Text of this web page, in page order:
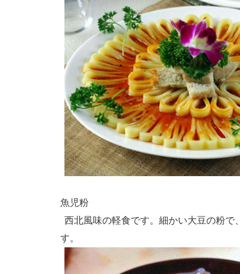
魚児粉
西北風味の軽食です。細かい大豆の粉で
す。